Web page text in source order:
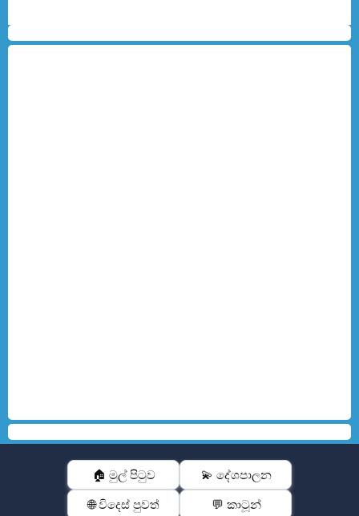
🏠 මුල් පිටුව 💫 දේශපාලන
🌐 විදෙස් පුවත් 💬 කාටූන්